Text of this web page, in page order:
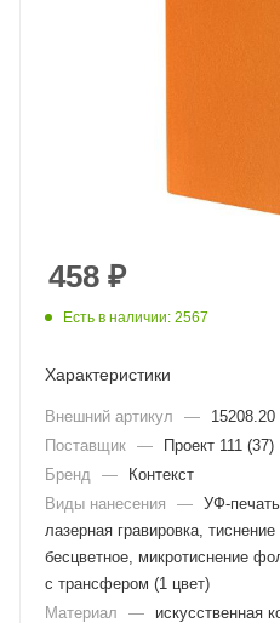
458 ₽
Есть в наличии: 2567
Характеристики
Внешний артикул —
15208.20
Поставщик —
Проект 111 (37)
Бренд
—
Контекст
Виды нанесения
— УФ-
лазерная гравировка,
бесцветное, микротиснение
с трансфером (1 цвет)
Материал
— искусственная